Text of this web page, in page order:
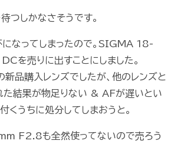
つしかなさそうです。
になってしまったので。SIGMA 18-
売りに出すことにしました。
品購入レンズでしたが、他のレンズと
た結果が物足りない & AFが遅いとい
くうちに処分してしまおうと。
F2.8も全然使ってないので売ろう